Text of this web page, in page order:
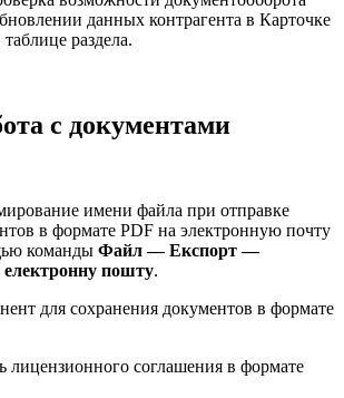
данных контрагента в Карточке
раздела.
с документами
имени файла при отправке
в формате PDF на электронную почту
команды Файл — Експорт —
електронну пошту.
для сохранения документов в формате
лицензионного соглашения в формате